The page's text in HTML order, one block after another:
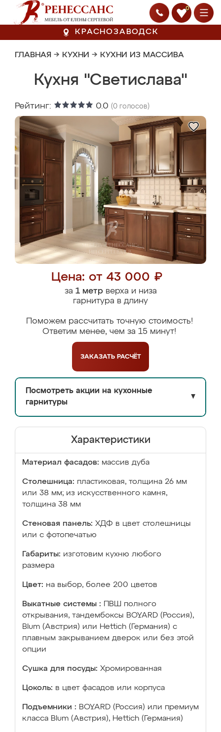
0
КРАСНОЗАВОДСК
ГЛАВНАЯ → КУХНИ → КУХНИ ИЗ МАССИВА
Кухня "Светислава"
Рейтинг: 0.0 (0 голосов)
Цена: от 43 000 ₽
за 1 метрверха и низа
гарнитура в длину
Поможем рассчитать точную стоимость!
Ответим менее, чем за 15 минут!
ЗАКАЗАТЬ РАСЧЁТ
Посмотреть акции на кухонные
гарнитуры
▼
Характеристики
Материал фасадов: массив дуба
Столешница: пластиковая, толщина 26 мм
или 38 мм; из искусственного камня,
толщина 38 мм
Стеновая панель: ХДФ в цвет столешницы
или с фотопечатью
Габариты: изготовим кухню любого
размера
Цвет: на выбор, более 200 цветов
Выкатные системы :
ПВШ полного
открывания, тандембоксы BOYARD (Россия),
Blum (Австрия) или Hettich (Германия) с
плавным закрыванием дверок или без этой
опции
Сушка для посуды: Хромированная
Цоколь: в цвет фасадов или корпуса
Подъемники : BOYARD (Россия) или премиум
класса Blum (Австрия), Hettich (Германия)